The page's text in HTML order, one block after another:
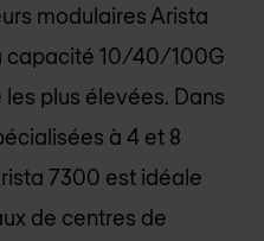
modulaires Arista
capacité 10/40/100G
plus élevées. Dans
à 4 et 8
7300 est idéale
de centres de